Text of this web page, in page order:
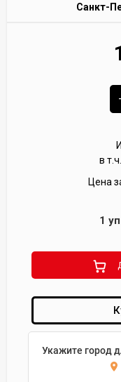
Санкт-
-
в
Цена
1
Укажите город